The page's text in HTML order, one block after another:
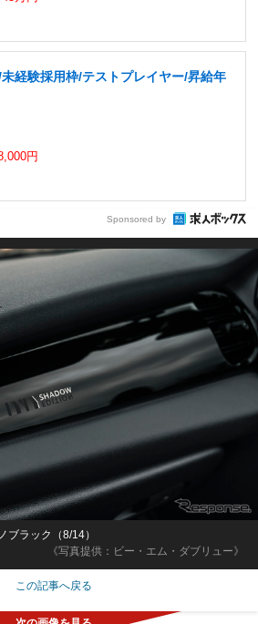
未経験採用枠/テストプレイヤー/昇給年
円
Sponsored by
《写真提供：ビー・エム・ダブリュー》
ブラック（8/14）
この記事へ戻る